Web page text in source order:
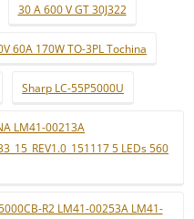
30 A 600 V GT 30J322
60A 170W TO-3PL Tochina
Sharp LC-55P5000U
LM41-00213A
5 LEDs 560
R2 LM41-00253A LM41-